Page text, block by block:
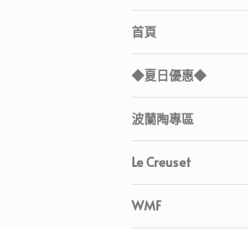
首頁
◆夏日優惠◆
波蘭陶專區
Le Creuset
WMF